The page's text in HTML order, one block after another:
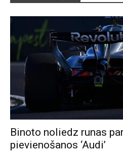
Binoto noliedz runas
pievienošanos ‘Audi’